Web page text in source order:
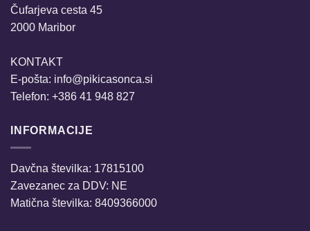
Čufarjeva cesta 45
2000 Maribor
KONTAKT
E-pošta: info@pikicasonca.si
Telefon: +386 41 948 827
INFORMACIJE
Davčna številka: 17815100
Zavezanec za DDV: NE
Matična številka: 8409366000